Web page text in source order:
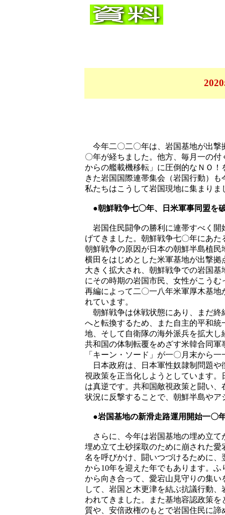
今年二〇二〇年は、岩国基地が出撃
〇年が経ちました。他方、毎月一の
からの艦載機移転」に圧倒的なＮＯ
きた岩国国際連帯集会（岩国行動）
私たちはこうして岩国現地に集まりま
●朝鮮戦争七〇年、日米軍事同盟を
岩国住民闘争の勝利に連帯すべく開
げてきました。朝鮮戦争七〇年にあ
朝鮮戦争の原因が日本の朝鮮半島植
横田をはじめとした米軍基地が出撃
大きく拡大され、朝鮮戦争での岩国
にその時期の岩国市民、女性がこう
再編によって二〇一八年米軍厚木基
れています。
朝鮮戦争は休戦状態にあり、まだ終
へと転換するため、また自主的平和
地、そして自衛隊の海外派兵を拡大
共和国の体制転覆をめざす米韓合同
「キーン・ソード」が一〇月末から
日本政府は、日本軍性奴隷制問題や
視政策を正当化しようとしています
は真逆です。共和国敵視政策と闘い
状況に反撃することで、朝鮮半島や
●岩国基地の新滑走路運用開始一〇
さらに、今年は岩国基地の埋め立て
埋め立て土砂採取のために崩された
名を呼びかけ、闘いつづけるために
から10年を迎えた年でもあります。
から向き合って、愛宕山見守りの集
して、岩国と木更津を結ぶ抗議行動
われてきました。また基地容認政策
質や、安倍政権のもとで岩国住民に